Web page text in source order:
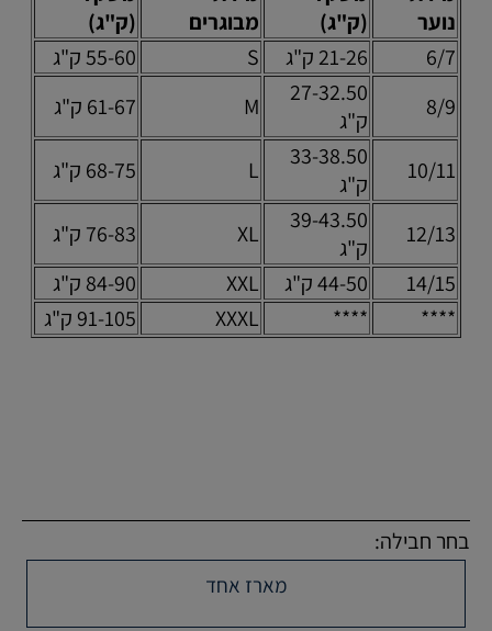
נוער
(ק"ג)
מבוגרים
(ק"ג)
6/7
21-26 ק"ג S
55-60 ק"ג
8/9
27-32.50
ק"ג
M 61-67 ק"ג
10/11
33-38.50
ק"ג
L 68-75 ק"ג
12/13
39-43.50
ק"ג
XL
76-83 ק"ג
14/15
44-50 ק"ג XXL
84-90 ק"ג
****
****
XXXL 91-105 ק"ג
בחר חבילה:
מארז אחד